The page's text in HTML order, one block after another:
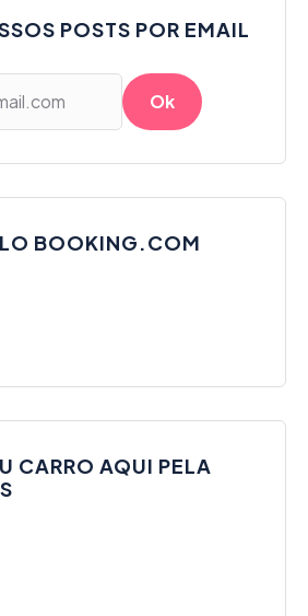
POSTS POR EMAIL
BOOKING.COM
CARRO AQUI PELA